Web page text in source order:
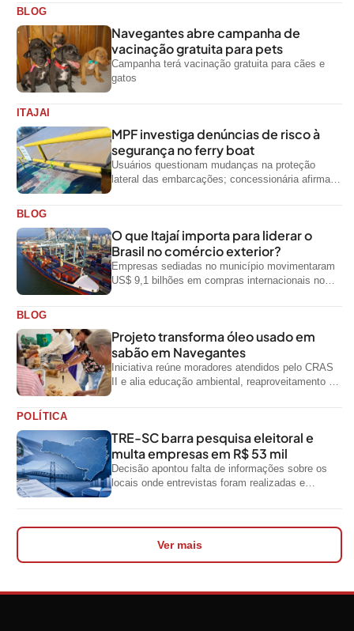
BLOG
Navegantes abre campanha de
vacinação gratuita para pets
Campanha terá vacinação gratuita para cães e
gatos
ITAJAI
MPF investiga denúncias de risco à
segurança no ferry boat
Usuários questionam mudanças na proteção
lateral das embarcações; concessionária afirma
BLOG
O que Itajaí importa para liderar o
Brasil no comércio exterior?
Empresas sediadas no município movimentaram
US$ 9,1 bilhões em compras internacionais no
BLOG
Projeto transforma óleo usado em
sabão em Navegantes
Iniciativa reúne moradores atendidos pelo CRAS
II e alia educação ambiental, reaproveitamento de
POLÍTICA
TRE-SC barra pesquisa eleitoral e
multa empresas em R$ 53 mil
Decisão apontou falta de informações sobre os
locais onde entrevistas foram realizadas e
Ver mais